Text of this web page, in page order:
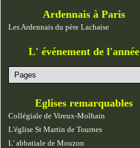
Ardennais à Paris
Les Ardennais du père Lachaise
L' événement de l'année
Eglises remarquables
Collégiale de Vireux-Molhain
L'église St Martin de Tournes
L' abbatiale de Mouzon